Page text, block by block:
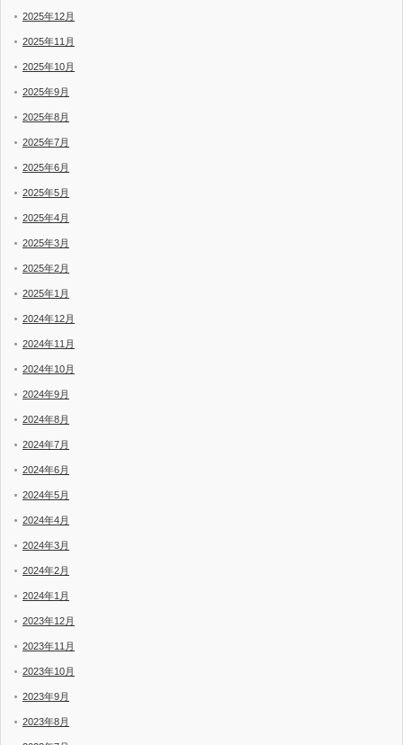
2025年12月
2025年11月
2025年10月
2025年9月
2025年8月
2025年7月
2025年6月
2025年5月
2025年4月
2025年3月
2025年2月
2025年1月
2024年12月
2024年11月
2024年10月
2024年9月
2024年8月
2024年7月
2024年6月
2024年5月
2024年4月
2024年3月
2024年2月
2024年1月
2023年12月
2023年11月
2023年10月
2023年9月
2023年8月